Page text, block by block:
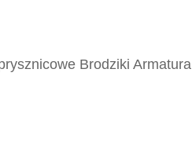
Brodziki Armatura